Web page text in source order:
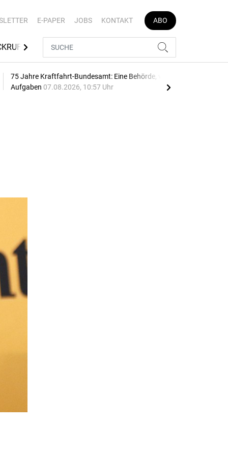
E-PAPER JOBS KONTAKT ABO
TÜV SÜD AUTOJOB
75 Jahre Kraftfahrt-Bundesamt: Eine Behörde, viele
Aufgaben 07.08.2026, 10:57 Uhr